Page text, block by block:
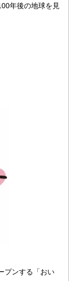
年後の地球を見
プンする「おい